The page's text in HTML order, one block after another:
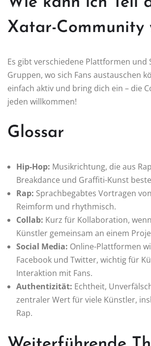
Xatar-Community
Es gibt verschiedene Plattformen und
Gruppen, wo sich Fans austauschen
einfach aktiv und bring dich ein – die
jeden willkommen!
Glossar
Hip-Hop: Musikrichtung, die aus
Breakdance und Graffiti-Kunst
Rap: Sprachbegabtes Vortragen
Reimform und rhythmisch.
Collab: Kurz für Kollaboration,
Künstler gemeinsam an einem
Social Media: Online-Plattformen
Facebook und Twitter, wichtig für
Interaktion mit Fans.
Authentizität: Echtheit,
zentraler Wert für viele Künstler,
Rap.